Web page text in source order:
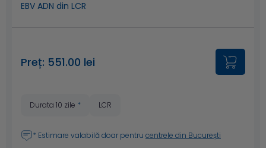
EBV ADN din LCR
Preț: 551.00 lei
Durata 10 zile * LCR
* Estimare valabilă doar pentru centrele din București